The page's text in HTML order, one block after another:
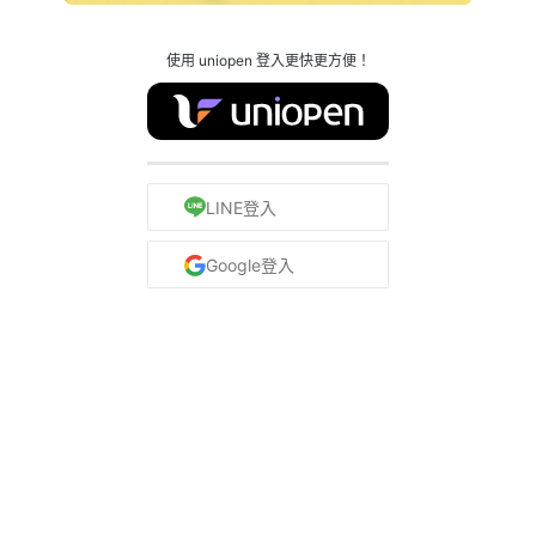
使用 uniopen 登入更快更方便！
LINE登入
Google登入